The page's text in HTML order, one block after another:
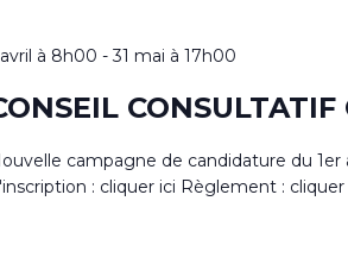
à 8h00 -31 mai à 17h00
CONSULTATIF
campagne de candidature du
: cliquer ici Règlement : cliquer